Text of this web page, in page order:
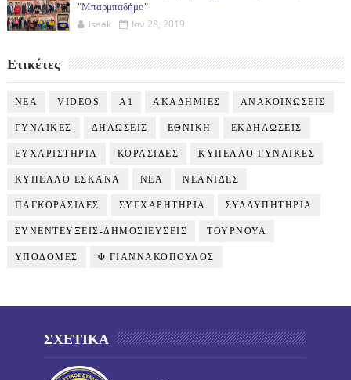
"Μπαρμπαδήμο"
isaak Ιαν 28, 2019
Ετικέτες
NEA VIDEOS Α1 ΑΚΑΔΗΜΙΕΣ ΑΝΑΚΟΙΝΩΣΕΙΣ
ΓΥΝΑΙΚΕΣ ΔΗΛΩΣΕΙΣ ΕΘΝΙΚΗ ΕΚΔΗΛΩΣΕΙΣ
ΕΥΧΑΡΙΣΤΗΡΙΑ ΚΟΡΑΣΙΔΕΣ ΚΥΠΕΛΛΟ ΓΥΝΑΙΚΕΣ
ΚΥΠΕΛΛΟ ΕΣΚΑΝΑ ΝΕΑ ΝΕΑΝΙΔΕΣ
ΠΑΓΚΟΡΑΣΙΔΕΣ ΣΥΓΧΑΡΗΤΗΡΙΑ ΣΥΛΛΥΠΗΤΗΡΙΑ
ΣΥΝΕΝΤΕΥΞΕΙΣ-ΔΗΜΟΣΙΕΥΣΕΙΣ ΤΟΥΡΝΟΥΑ
ΥΠΟΔΟΜΕΣ Φ ΓΙΑΝΝΑΚΟΠΟΥΛΟΣ
ΣΧΕΤΙΚΑ